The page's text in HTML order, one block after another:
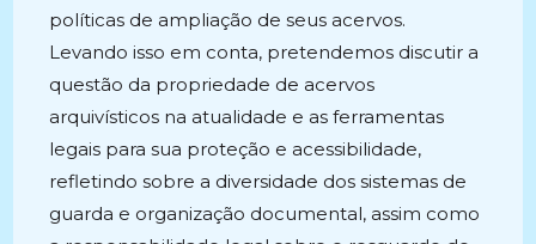
políticas de ampliação de seus acervos.
Levando isso em conta, pretendemos discutir a
questão da propriedade de acervos
arquivísticos na atualidade e as ferramentas
legais para sua proteção e acessibilidade,
refletindo sobre a diversidade dos sistemas de
guarda e organização documental, assim como